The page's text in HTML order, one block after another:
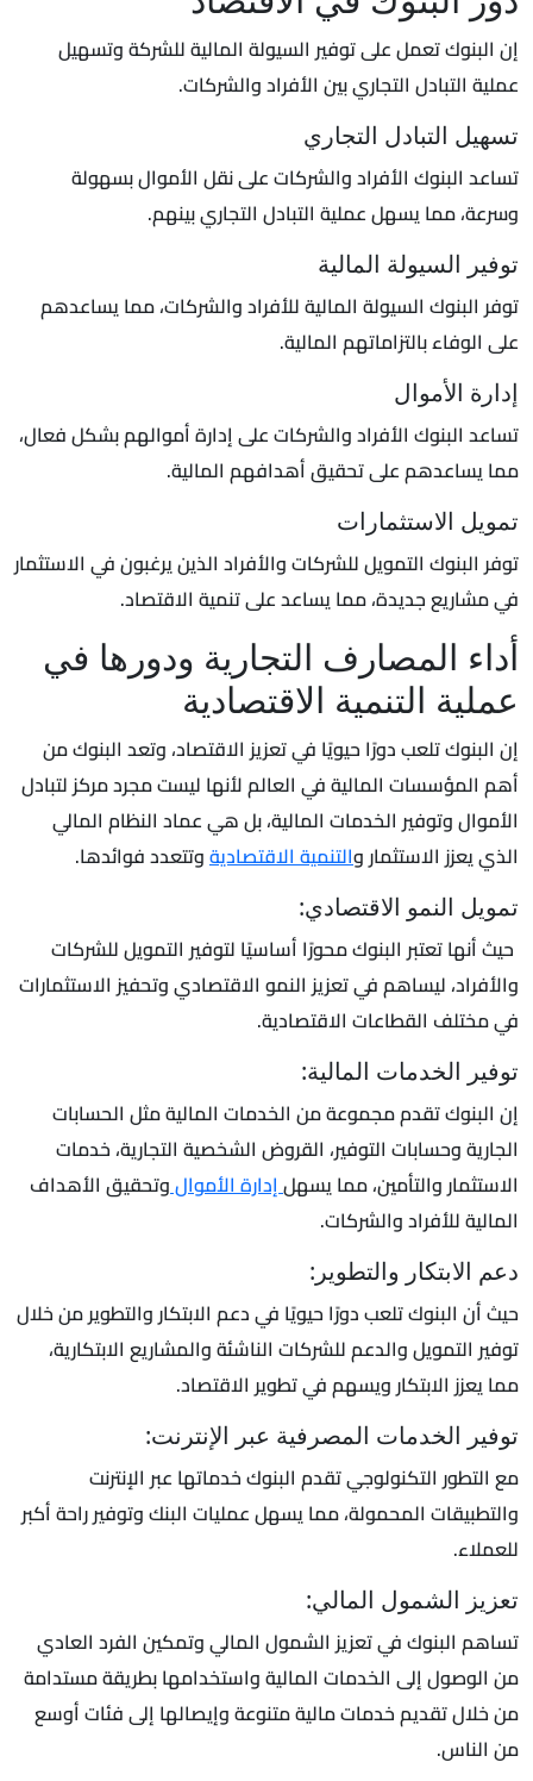
إن البنوك تعمل على توفير السيولة المالية للشركة وتسهيل
عملية التبادل التجاري بين الأفراد والشركات.
تسهيل التبادل التجاري
تساعد البنوك الأفراد والشركات على نقل الأموال بسهولة
وسرعة، مما يسهل عملية التبادل التجاري بينهم.
توفير السيولة المالية
توفر البنوك السيولة المالية للأفراد والشركات، مما يساعدهم
على الوفاء بالتزاماتهم المالية.
إدارة الأموال
تساعد البنوك الأفراد والشركات على إدارة أموالهم بشكل فعال،
مما يساعدهم على تحقيق أهدافهم المالية.
تمويل الاستثمارات
توفر البنوك التمويل للشركات والأفراد الذين يرغبون في الاستثمار
في مشاريع جديدة، مما يساعد على تنمية الاقتصاد.
أداء المصارف التجارية ودورها في
عملية التنمية الاقتصادية
إن البنوك تلعب دورًا حيويًا في تعزيز الاقتصاد، وتعد البنوك من
أهم المؤسسات المالية في العالم لأنها ليست مجرد مركز لتبادل
الأموال وتوفير الخدمات المالية، بل هي عماد النظام المالي
الذي يعزز الاستثمار والتنمية الاقتصاديةوتتعدد فوائدها.
تمويل النمو الاقتصادي:
حيث أنها تعتبر البنوك محورًا أساسيًا لتوفير التمويل للشركات
والأفراد، ليساهم في تعزيز النمو الاقتصادي وتحفيز الاستثمارات
في مختلف القطاعات الاقتصادية.
توفير الخدمات المالية:
إن البنوك تقدم مجموعة من الخدمات المالية مثل الحسابات
الجارية وحسابات التوفير، القروض الشخصية التجارية، خدمات
الاستثمار والتأمين، مما يسهلإدارة الأموالوتحقيق الأهداف
المالية للأفراد والشركات.
دعم الابتكار والتطوير:
حيث أن البنوك تلعب دورًا حيويًا في دعم الابتكار والتطوير من خلال
توفير التمويل والدعم للشركات الناشئة والمشاريع الابتكارية،
مما يعزز الابتكار ويسهم في تطوير الاقتصاد.
توفير الخدمات المصرفية عبر الإنترنت:
مع التطور التكنولوجي تقدم البنوك خدماتها عبر الإنترنت
والتطبيقات المحمولة، مما يسهل عمليات البنك وتوفير راحة أكبر
للعملاء.
تعزيز الشمول المالي:
تساهم البنوك في تعزيز الشمول المالي وتمكين الفرد العادي
من الوصول إلى الخدمات المالية واستخدامها بطريقة مستدامة
من خلال تقديم خدمات مالية متنوعة وإيصالها إلى فئات أوسع
من الناس.